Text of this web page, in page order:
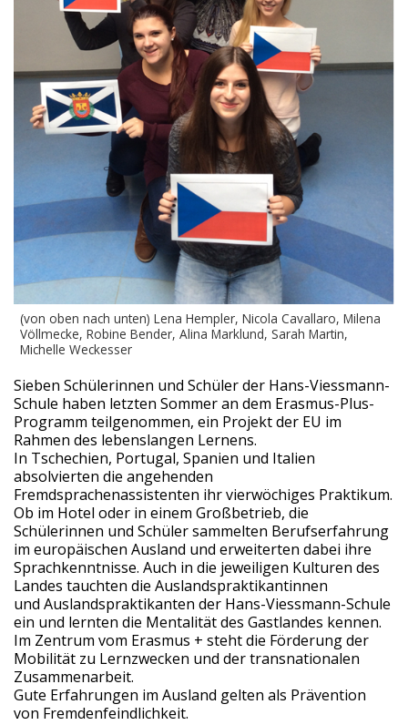
(von oben nach unten) Lena Hempler, Nicola Cavallaro, Milena
Völlmecke, Robine Bender, Alina Marklund, Sarah Martin,
Michelle Weckesser
Sieben Schülerinnen und Schüler der Hans-Viessmann-
Schule haben letzten Sommer an dem Erasmus-Plus-
Programm teilgenommen, ein Projekt der EU im
Rahmen des lebenslangen Lernens.
In Tschechien, Portugal, Spanien und Italien
absolvierten die angehenden
Fremdsprachenassistenten ihr vierwöchiges Praktikum.
Ob im Hotel oder in einem Großbetrieb, die
Schülerinnen und Schüler sammelten Berufserfahrung
im europäischen Ausland und erweiterten dabei ihre
Sprachkenntnisse. Auch in die jeweiligen Kulturen des
Landes tauchten die Auslandspraktikantinnen
und Auslandspraktikanten der Hans-Viessmann-Schule
ein und lernten die Mentalität des Gastlandes kennen.
Im Zentrum vom Erasmus + steht die Förderung der
Mobilität zu Lernzwecken und der transnationalen
Zusammenarbeit.
Gute Erfahrungen im Ausland gelten als Prävention
von Fremdenfeindlichkeit.